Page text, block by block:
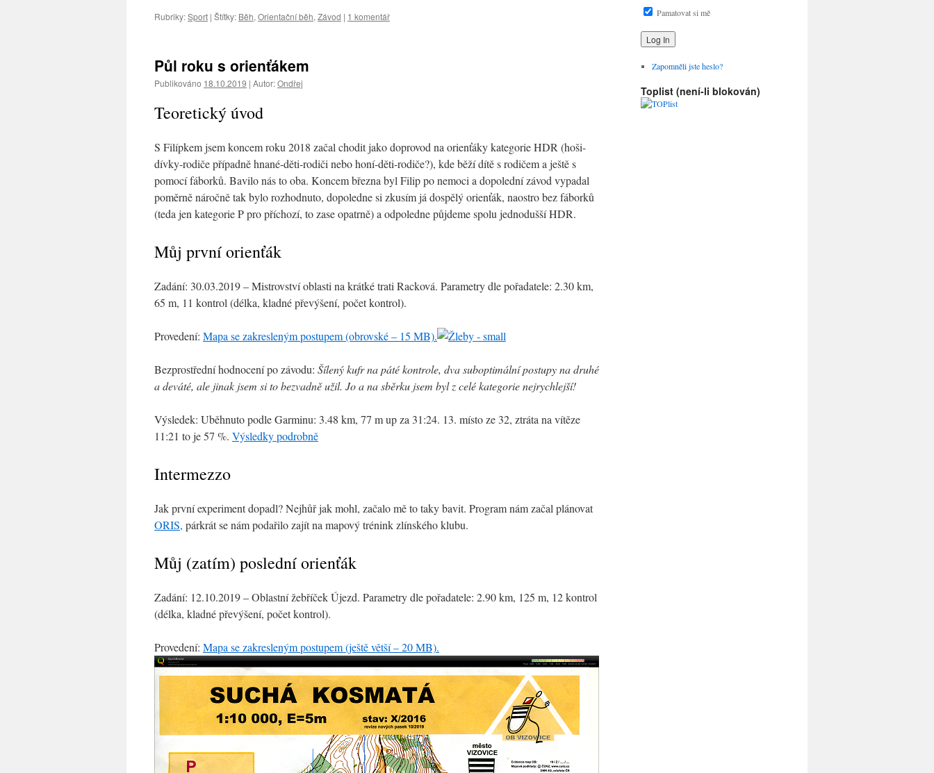
Rubriky:Sport | Štítky: Běh, Orientační běh, Závod | 1 komentář
Půl roku s orienťákem
Publikováno 18.10.2019 | Autor:Ondřej
Teoretický úvod
S Filípkem jsem koncem roku 2018 začal chodit jako doprovod na orienťáky kategorie HDR (hoši-
dívky-rodiče případně hnané-děti-rodiči nebo honí-děti-rodiče?), kde běží dítě s rodičem a ještě s
pomocí fáborků. Bavilo nás to oba. Koncem března byl Filip po nemoci a dopolední závod vypadal
poměrně náročně tak bylo rozhodnuto, dopoledne si zkusím já dospělý orienťák, naostro bez fáborků
(teda jen kategorie P pro příchozí, to zase opatrně) a odpoledne půjdeme spolu jednodušší HDR.
Můj první orienťák
Zadání: 30.03.2019 – Mistrovství oblasti na krátké trati Racková. Parametry dle pořadatele: 2.30 km,
65 m, 11 kontrol (délka, kladné převýšení, počet kontrol).
Provedení: Mapa se zakresleným postupem (obrovské – 15 MB).
Bezprostřední hodnocení po závodu: Šílený kufr na páté kontrole, dva suboptimální postupy na druhé
a deváté, ale jinak jsem si to bezvadně užil. Jo a na sběrku jsem byl z celé kategorie nejrychlejší!
Výsledek: Uběhnuto podle Garminu: 3.48 km, 77 m up za 31:24. 13. místo ze 32, ztráta na vítěze
11:21 to je 57 %. Výsledky podrobně
Intermezzo
Jak první experiment dopadl? Nejhůř jak mohl, začalo mě to taky bavit. Program nám začal plánovat
ORIS, párkrát se nám podařilo zajít na mapový trénink zlínského klubu.
Můj (zatím) poslední orienťák
Zadání: 12.10.2019 – Oblastní žebříček Újezd. Parametry dle pořadatele: 2.90 km, 125 m, 12 kontrol
(délka, kladné převýšení, počet kontrol).
Provedení: Mapa se zakresleným postupem (ještě větší – 20 MB).
Pamatovat si mě
Zapomněli jste heslo?
Toplist (není-li blokován)